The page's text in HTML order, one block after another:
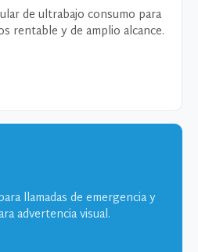
de ultrabajo consumo para
rentable y de amplio alcance.
llamadas de emergencia y
advertencia visual.